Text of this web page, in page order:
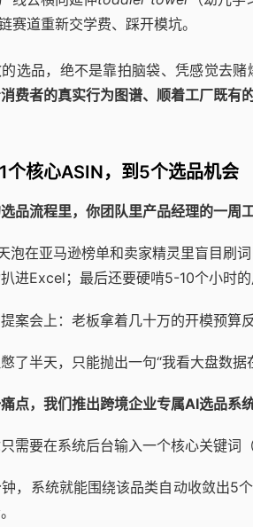
赛道重新交学费、踩开模坑。
选品，绝不是靠拍脑袋、凭感觉去
费者的真实行为图谱、顺着工厂既有
个核心ASIN，到5个选品机会
品流程里，你团队里产品经理的一周
泡在亚马逊榜单和卖家精灵里盲目刷
进Excel；最后还要硬啃5-10个小时的
案会上：老板拿着几十万的开模预算
了半天，只能抛出一句“我看大盘数据
点，我们推出跨境企业专属AI选品
需要在系统后台输入一个核心关键词
，系统就能围绕该品类自动收敛出5